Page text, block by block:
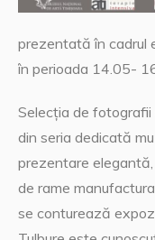
prezentată în cadrul
în perioada 14.05-
Selecția de
din seria dedicată
prezentare
de rame
se conturează